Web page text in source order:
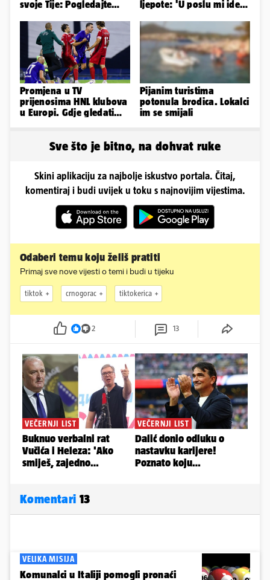
svoje Tije: Pogledajte
vjenčanje...
ljepote: 'U poslu mi ide
Promjena u TV
prijenosima HNL klubova
u Europi. Gdje gledati
Pijanim turistima
potonula brodica. Lokalci
im se smijali
Sve što je bitno, na dohvat ruke
Skini aplikaciju za najbolje iskustvo portala. Čitaj,
komentiraj i budi uvijek u toku s najnovijim vijestima.
Odaberi temu koju želiš pratiti
Primaj sve nove vijesti o temi i budi u tijeku
tiktok crnogorac tiktokerica
2 13
Komentari 13
VELIKA MISIJA
Komunalci u Italiji pomogli pronaći